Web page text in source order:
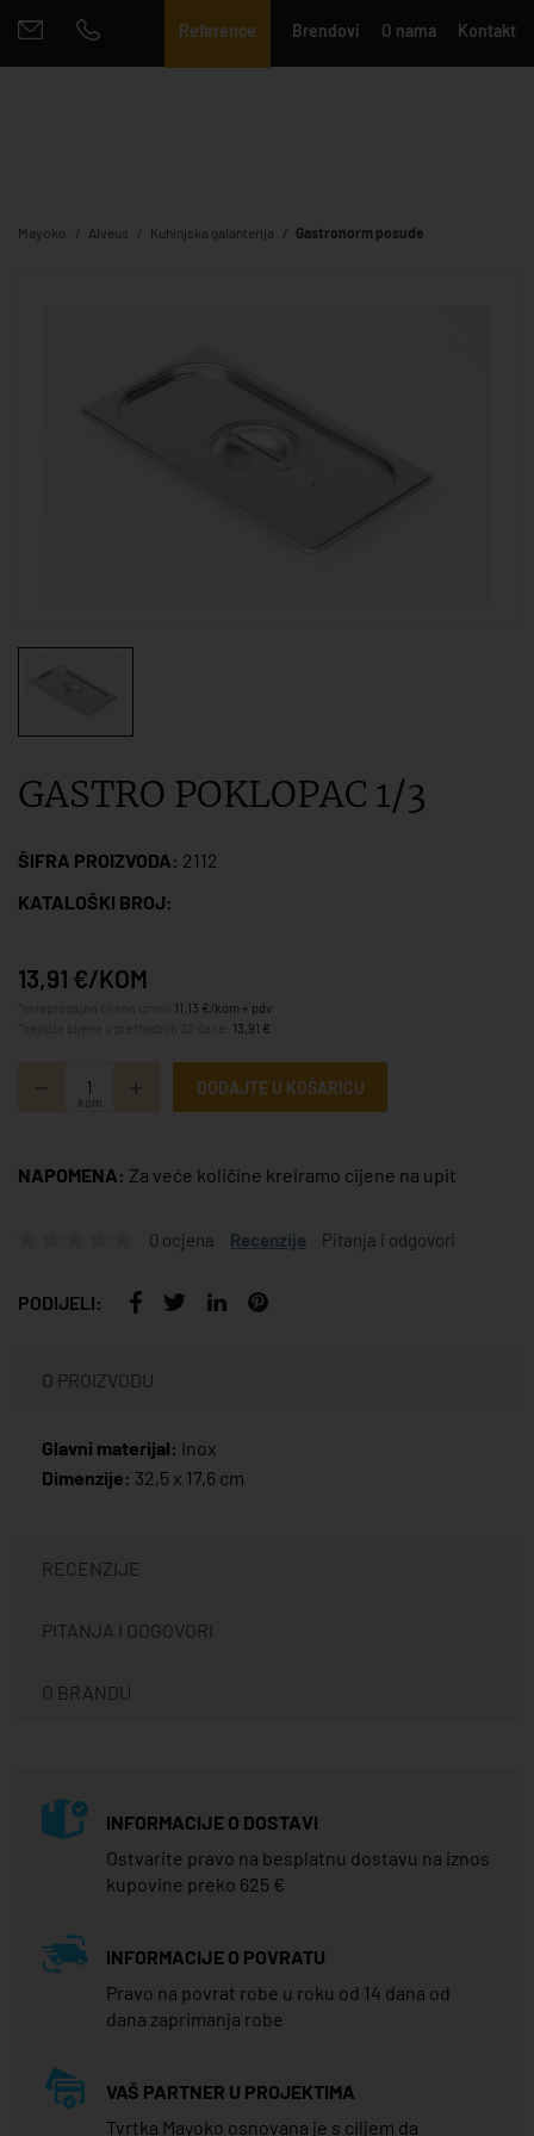
Reference Brendovi O nama Kontakt
Mayoko Alveus Kuhinjska galanterija Gastronorm posude
GASTRO POKLOPAC 1/3
ŠIFRA PROIZVODA: 2112
KATALOŠKI BROJ:
13,91 €/KOM
11,13 €/kom + pdv
13,91 €
kom
DODAJTE U KOŠARICU
NAPOMENA: Za veće količine kreiramo cijene na upit
0 ocjena Recenzije Pitanja i odgovori
PODIJELI:
O PROIZVODU
Glavni materijal: Inox
Dimenzije: 32,5 x 17,6 cm
RECENZIJE
PITANJA I ODGOVORI
O BRANDU
INFORMACIJE O DOSTAVI
Ostvarite pravo na besplatnu dostavu na iznos
kupovine preko 625 €
INFORMACIJE O POVRATU
Pravo na povrat robe u roku od 14 dana od
dana zaprimanja robe
VAŠ PARTNER U PROJEKTIMA
Tvrtka Mayoko osnovana je s ciljem da